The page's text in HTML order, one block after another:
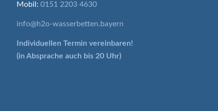
Mobil: 0151 2203 4630
info@h2o-wasserbetten.bayern
Individuellen Termin vereinbaren!
(in Absprache auch bis 20 Uhr)